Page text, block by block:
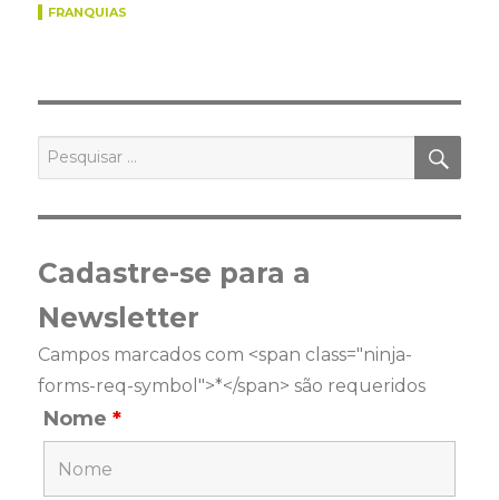
FRANQUIAS
por:
Cadastre-se para a
Newsletter
Campos marcados com <span class="ninja-
forms-req-symbol">*</span> são requeridos
Nome*